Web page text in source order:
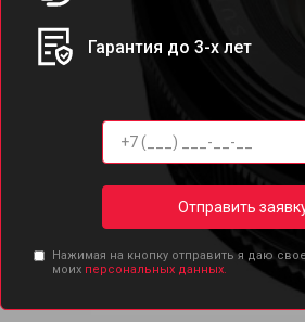
Гарантия до 3-х лет
Отправить
Нажимая на кнопку отправить я даю
моих персональных данных.